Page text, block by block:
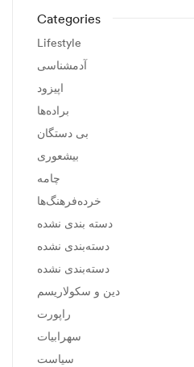
Categories
Lifestyle
آدمشناسی
اپیزود
براده‌ها
بی دستگان
بیشعوری
چامه
خرده‌فرهنگ‌ها
دسته بندی نشده
دسته‌بندی نشده
دسته‌بندی نشده
دین و سکولاریسم
راپورت
سهرابیات
سیاست